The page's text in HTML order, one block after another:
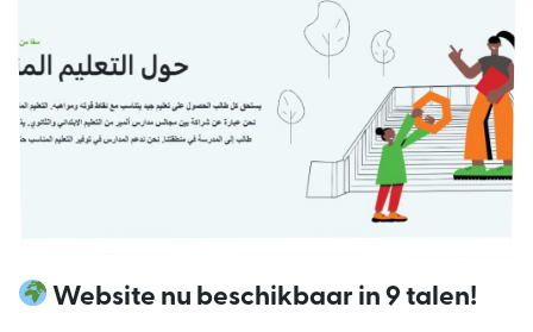
Website nu beschikbaar in 9 talen!